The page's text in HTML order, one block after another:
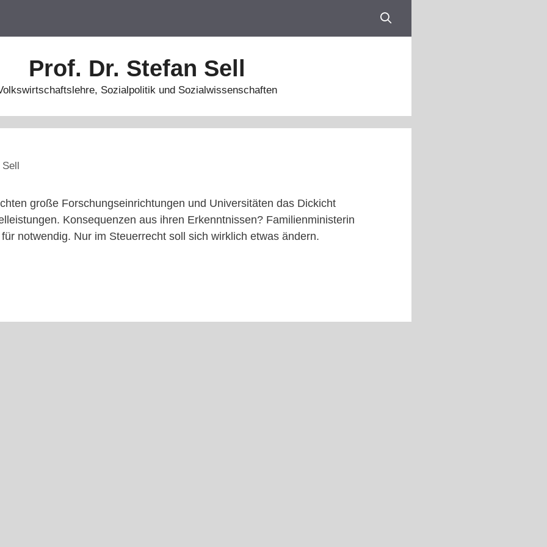
Prof. Dr. Stefan Sell
Sozialpolitik und Sozialwissenschaften
Sell
große Forschungseinrichtungen und Universitäten das Dickicht
Konsequenzen aus ihren Erkenntnissen? Familienministerin
notwendig. Nur im Steuerrecht soll sich wirklich etwas ändern.